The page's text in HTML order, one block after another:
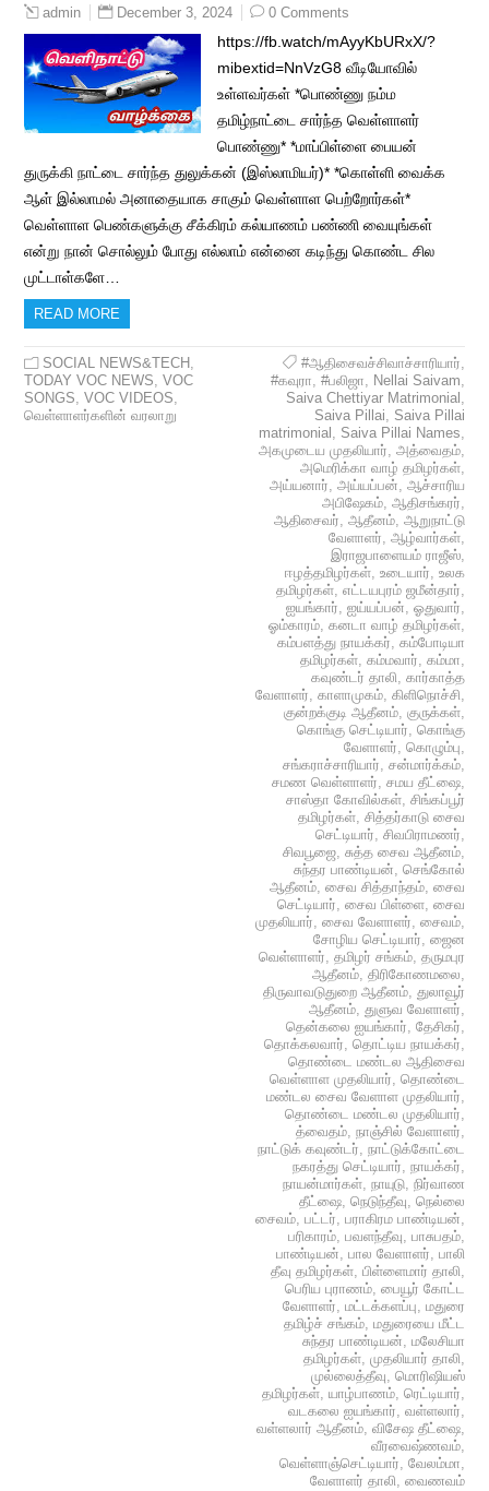
admin December 3, 2024 0 Comments
https://fb.watch/mAyyKbURxX/?
mibextid=NnVzG8 வீடியோவில்
உள்ளவர்கள் *பொண்ணு நம்ம
தமிழ்நாட்டை சார்ந்த வெள்ளாளர்
பொண்ணு* *மாப்பிள்ளை பையன்
துருக்கி நாட்டை சார்ந்த துலுக்கன் (இஸ்லாமியர்)* *கொள்ளி வைக்க
ஆள் இல்லாமல் அனாதையாக சாகும் வெள்ளாள பெற்றோர்கள்*
வெள்ளாள பெண்களுக்கு சீக்கிரம் கல்யாணம் பண்ணி வையுங்கள்
என்று நான் சொல்லும் போது எல்லாம் என்னை கடிந்து கொண்ட சில
முட்டாள்களே…
READ MORE
SOCIAL NEWS&TECH ,
TODAY VOC NEWS,VOC
SONGS,VOC VIDEOS,
வெள்ளாளர்களின் வரலாறு
#ஆதிசைவச்சிவாச்சாரியார்,
#கவுரா, #பலிஜா, Nellai Saivam,
Saiva Chettiyar Matrimonial ,
Saiva Pillai, Saiva Pillai
matrimonial , Saiva Pillai Names,
அகமுடைய முதலியார், அத்வைதம்,
அமெரிக்கா வாழ் தமிழர்கள்,
அய்யனார், அய்யப்பன், ஆச்சாரிய
அபிஷேகம், ஆதிசங்கரர்,
ஆதிசைவர், ஆதீனம், ஆறுநாட்டு
வேளாளர், ஆழ்வார்கள்,
இராஜபாளையம் ராஜீஸ்,
ஈழத்தமிழர்கள், உடையார், உலக
தமிழர்கள், எட்டயபுரம் ஜமீன்தார்,
ஐயங்கார், ஐய்யப்பன், ஓதுவார்,
ஓம்காரம், கனடா வாழ் தமிழர்கள்,
கம்பளத்து நாயக்கர், கம்போடியா
தமிழர்கள், கம்மவார், கம்மா,
கவுண்டர் தாலி, கார்காத்த
வேளாளர், காளாமுகம், கிளிநொச்சி,
குன்றக்குடி ஆதீனம், குருக்கள்,
கொங்கு செட்டியார், கொங்கு
வேளாளர், கொழும்பு,
சங்கராச்சாரியார், சன்மார்க்கம்,
சமண வெள்ளாளர், சமய தீட்ஷை,
சாஸ்தா கோவில்கள், சிங்கப்பூர்
தமிழர்கள், சித்தர்காடு சைவ
செட்டியார், சிவபிராமணர்,
சிவபூஜை, சுத்த சைவ ஆதீனம்,
சுந்தர பாண்டியன், செங்கோல்
ஆதீனம், சைவ சித்தாந்தம், சைவ
செட்டியார், சைவ பிள்ளை, சைவ
முதலியார், சைவ வேளாளர், சைவம்,
சோழிய செட்டியார், ஜைன
வெள்ளாளர், தமிழர் சங்கம், தருமபுர
ஆதீனம், திரிகோணமலை,
திருவாவடுதுறை ஆதீனம், துலாவூர்
ஆதீனம், துளுவ வேளாளர்,
தென்கலை ஐயங்கார், தேசிகர்,
தொக்கலவார், தொட்டிய நாயக்கர்,
தொண்டை மண்டல ஆதிசைவ
வெள்ளாள முதலியார், தொண்டை
மண்டல சைவ வேளாள முதலியார்,
தொண்டை மண்டல முதலியார்,
த்வைதம், நாஞ்சில் வேளாளர்,
நாட்டுக் கவுண்டர், நாட்டுக்கோட்டை
நகரத்து செட்டியார், நாயக்கர்,
நாயன்மார்கள், நாயுடு, நிர்வாண
தீட்ஷை, நெடுந்தீவு, நெல்லை
சைவம், பட்டர், பராகிரம பாண்டியன்,
பரிகாரம், பவளந்தீவு, பாசுபதம்,
பாண்டியன், பால வேளாளர், பாலி
தீவு தமிழர்கள், பிள்ளைமார் தாலி,
பெரிய புராணம், பையூர் கோட்ட
வேளாளர், மட்டக்களப்பு, மதுரை
தமிழ்ச் சங்கம், மதுரையை மீட்ட
சுந்தர பாண்டியன், மலேசியா
தமிழர்கள், முதலியார் தாலி,
முல்லைத்தீவு, மொரிஷியஸ்
தமிழர்கள், யாழ்பாணம், ரெட்டியார்,
வடகலை ஐயங்கார், வள்ளலார்,
வள்ளலார் ஆதீனம், விசேஷ தீட்ஷை,
வீரவைஷ்ணவம்,
வெள்ளாஞ்செட்டியார், வேலம்மா,
வேளாளர் தாலி, வைணவம்